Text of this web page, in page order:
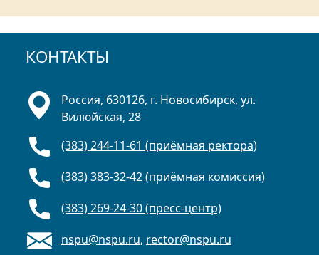
КОНТАКТЫ
Россия, 630126, г. Новосибирск, ул.
Вилюйская, 28
(383) 244-11-61 (приёмная ректора)
(383) 383-32-42 (приёмная комиссия)
(383) 269-24-30 (пресс-центр)
nspu@nspu.ru, rector@nspu.ru